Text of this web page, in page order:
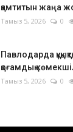
қамтитын жаңа
Тамыз 5, 2026 0
Павлодарда
қоғамдық
Тамыз 5, 2026 0